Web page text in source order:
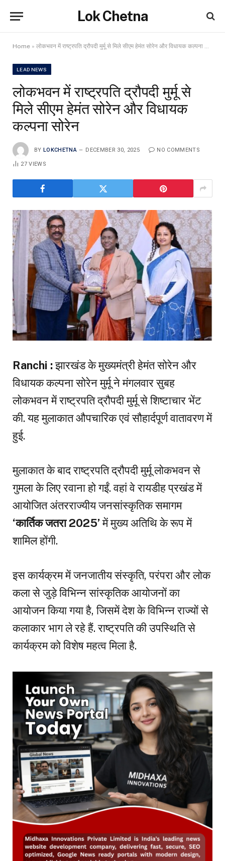
Lok Chetna
Home » लोकभवन में राष्ट्रपति द्रौपदी मुर्मू से मिले सीएम हेमंत सोरेन और विधायक कल्पना सोरेन
LEAD NEWS
लोकभवन में राष्ट्रपति द्रौपदी मुर्मू से
मिले सीएम हेमंत सोरेन और विधायक
कल्पना सोरेन
BY LOKCHETNA DECEMBER 30, 2025 NO COMMENTS
27VIEWS
Ranchi :झारखंड के मुख्यमंत्री हेमंत सोरेन और
विधायक कल्पना सोरेन मुर्मू ने मंगलवार सुबह
लोकभवन में राष्ट्रपति द्रौपदी मुर्मू से शिष्टाचार भेंट
की. यह मुलाकात औपचारिक एवं सौहार्दपूर्ण वातावरण में
हुई.
मुलाकात के बाद राष्ट्रपति द्रौपदी मुर्मू लोकभवन से
गुमला के लिए रवाना हो गईं. वहां वे रायडीह प्रखंड में
आयोजित अंतरराज्यीय जनसांस्कृतिक समागम
‘कार्तिक जतरा 2025’में मुख्य अतिथि के रूप में
शामिल होंगी.
इस कार्यक्रम में जनजातीय संस्कृति, परंपरा और लोक
कला से जुड़े विभिन्न सांस्कृतिक आयोजनों का
आयोजन किया गया है, जिसमें देश के विभिन्न राज्यों से
कलाकार भाग ले रहे हैं. राष्ट्रपति की उपस्थिति से
कार्यक्रम को विशेष महत्व मिला है.